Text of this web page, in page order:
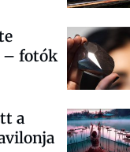
– fotók
a